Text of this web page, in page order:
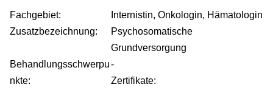
Fachgebiet:
Internistin, Onkologin, Hämatologin
Zusatzbezeichnung:
Psychosomatische
Grundversorgung
Behandlungsschwerpu
nkte:
-
Zertifikate: